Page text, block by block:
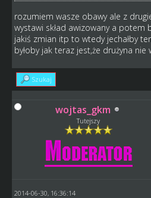
rozumiem wasze obawy ale z
wystawi skład awizowany a potem
jakiś zmian itp to wtedy jechałby
byłoby jak teraz jest,że drużyna nie
Szukaj
wojtas_gkm
Tutejszy
2014-06-30, 16:36:14